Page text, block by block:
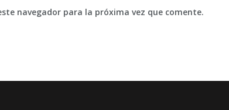
navegador para la próxima vez que comente.